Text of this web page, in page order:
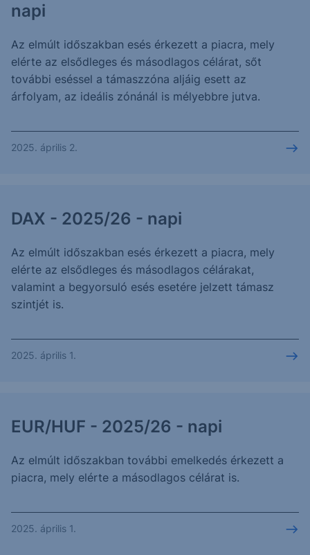
napi
Az elmúlt időszakban esés érkezett a piacra, mely
elérte az elsődleges és másodlagos célárat, sőt
további eséssel a támaszzóna aljáig esett az
árfolyam, az ideális zónánál is mélyebbre jutva.
2025. április 2.
DAX - 2025/26 - napi
Az elmúlt időszakban esés érkezett a piacra, mely
elérte az elsődleges és másodlagos célárakat,
valamint a begyorsuló esés esetére jelzett támasz
szintjét is.
2025. április 1.
EUR/HUF - 2025/26 - napi
Az elmúlt időszakban további emelkedés érkezett a
piacra, mely elérte a másodlagos célárat is.
2025. április 1.